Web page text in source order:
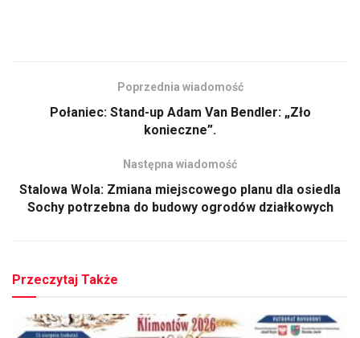
Poprzednia wiadomość
Połaniec: Stand-up Adam Van Bendler: „Zło
konieczne”.
Następna wiadomość
Stalowa Wola: Zmiana miejscowego planu dla osiedla
Sochy potrzebna do budowy ogrodów działkowych
Przeczytaj Także